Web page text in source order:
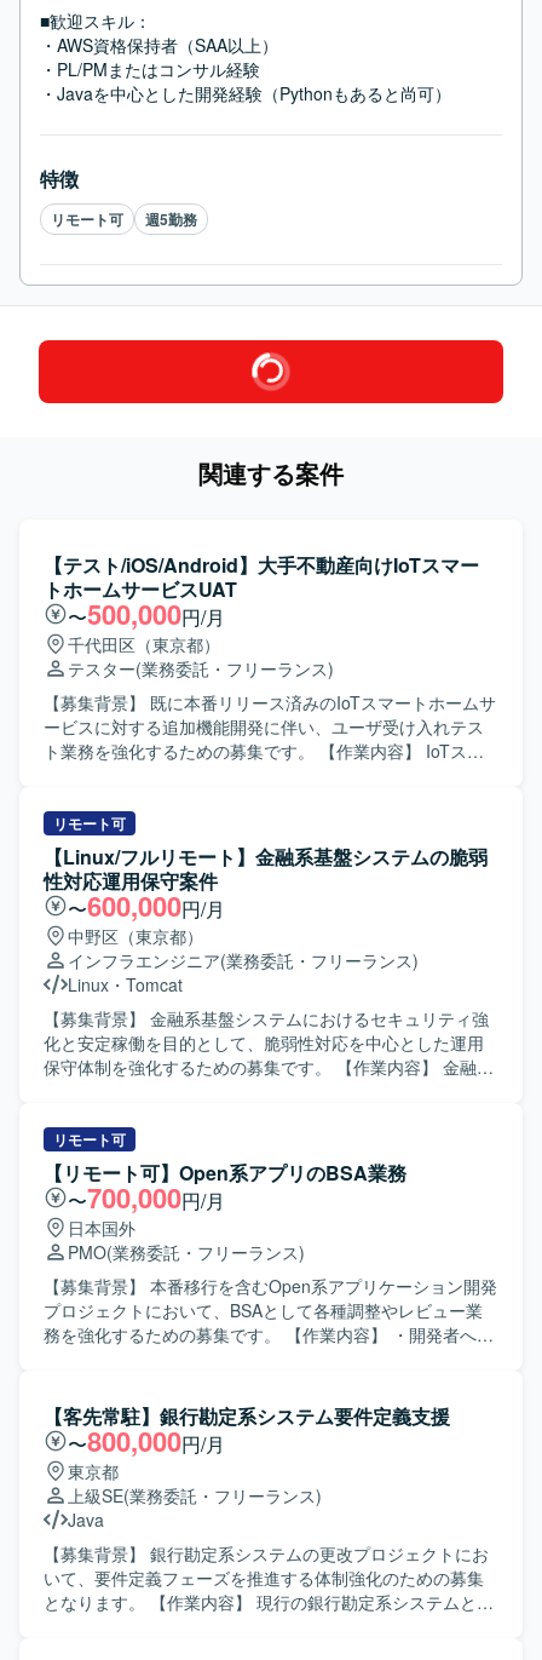
■歓迎スキル：
・AWS資格保持者（SAA以上）
・PL/PMまたはコンサル経験
・Javaを中心とした開発経験（Pythonもあると尚可）
特徴
リモート可 週5勤務
関連する案件
【テスト/iOS/Android】大手不動産向けIoTスマー
トホームサービスUAT
〜500,000円/月
千代田区（東京都）
テスター(業務委託・フリーランス)
【募集背景】 既に本番リリース済みのIoTスマートホームサ
ービスに対する追加機能開発に伴い、ユーザ受け入れテス
ト業務を強化するための募集です。 【作業内容】 IoTスマ
機能に対するテスト設計、テスト実施、不具合検証および
不具合報告を行います。メンバや顧客、開発会社と日本語
でコミュニケーションを取りながら、成果物や日々の進
捗、稼働状況を報告しつつ業務を遂行していただきます。
【求める人物像】 成果物や進捗に対して最後まで責任感を
持ち、主体的に業務を進められる方を求めています。関係
者との円滑なコミュニケーションを通じて、品質向上に貢
献していただける方が望ましいです。 【ポジションの魅
力】 本番リリース済みのIoTスマートホームサービスに対す
る追加機能のUATに関わることで、実ユーザに近い視点で
サービス品質向上に貢献することができます。
す。 【開発環境】 iOS/Android/Webを対象としたIoTスマー
トホームサービスの環境において、追加開発分のUATテス
ト設計および実施を行います。
リモート可
【Linux/フルリモート】金融系基盤システムの脆弱
性対応運用保守案件
〜600,000円/月
中野区（東京都）
インフラエンジニア(業務委託・フリーランス)
Linux ・ Tomcat
【募集背景】 金融系基盤システムにおけるセキュリティ強
化と安定稼働を目的として、脆弱性対応を中心とした運用
保守体制を強化するための募集です。 【作業内容】 金融系
業、適用後の動作確認を実施していただきます。 Linuxサー
バを中心とした基盤運用保守業務全般（定常オペレーショ
ン、障害一次対応、ログ確認など）を担当していただきま
す。 関係部署と連携し、脆弱性対応に関する調整や報告資
料の作成を行っていただきます。 【求める人物像】 セキュ
リティやインフラ領域への関心が高く、自ら情報収集しな
がら主体的に行動できる方を求めています。 チームメンバ
ーや関係者と協調し、報連相を意識してコミュニケーショ
ンを取れる方を歓迎いたします。 ドキュメントを整理しな
とで、セキュリティ対応や運用設計の実務経験を幅広く積
むことができます。 脆弱性対応を通じて最新のセキュリテ
ィ動向に触れながら、インフラエンジニアとしての専門性
を高めていただけます。 運用保守だけでなく、改善提案や
運用標準化にも関わることで、キャリアの幅を広げること
ができます。 【開発環境】 Linuxを中心とした金融系基盤
環境上での運用保守および脆弱性対応を行っていただきま
す。
リモート可
【リモート可】Open系アプリのBSA業務
〜700,000円/月
日本国外
PMO(業務委託・フリーランス)
【募集背景】 本番移行を含むOpen系アプリケーション開発
プロジェクトにおいて、BSAとして各種調整やレビュー業
務を強化するための募集です。 【作業内容】 ・開発者への
を実施します。 ・担当お客様への作業状況報告および進捗
報告を行います。 ・本番移行承認取得や本番移行申請な
ど、本番移行関連作業を担当します。 ・その他、各種調整
や問い合わせ対応などを行います。 【求める人物像】 ・多
様なステークホルダーと円滑にコミュニケーションを取り
ながら業務を推進できる方を求めています。 ・日本語およ
び英語でのコミュニケーションに抵抗がなく、主体的に情
報連携や調整ができる方が望ましいです。 【ポジションの
魅力】 ・業務要件整理から本番移行まで一連の工程に携わ
【客先常駐】銀行勘定系システム要件定義支援
〜800,000円/月
東京都
上級SE(業務委託・フリーランス)
Java
【募集背景】 銀行勘定系システムの更改プロジェクトにお
いて、要件定義フェーズを推進する体制強化のための募集
となります。 【作業内容】 現行の銀行勘定系システムと次